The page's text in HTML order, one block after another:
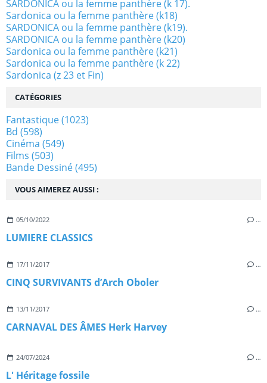
VOUS AIMEREZ AUSSI :
05/10/2022 …
­LUMIERE CLASSICS
17/11/2017 …
CINQ SURVIVANTS d’Arch Oboler
13/11/2017 …
CARNAVAL DES ÂMES Herk Harvey
24/07/2024 …
L' Héritage fossile
SARDONICA ou la femme panthère (k 17).
Sardonica ou la femme panthère (k18)
SARDONICA ou la femme panthère (k19).
SARDONICA ou la femme panthère (k20)
Sardonica ou la femme panthère (k21)
Sardonica ou la femme panthère (k 22)
Sardonica (z 23 et Fin)
CATÉGORIES
Fantastique(1023)
Bd (598)
Cinéma (549)
Films (503)
Bande Dessiné(495)